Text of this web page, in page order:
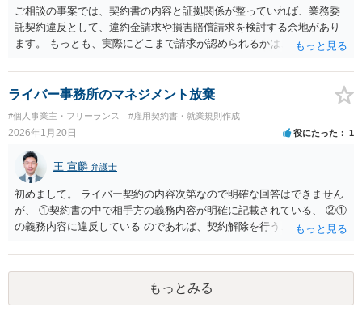
ご相談の事案では、契約書の内容と証拠関係が整っていれば、業務委
託契約違反として、違約金請求や損害賠償請求を検討する余地があり
ます。 もっとも、実際にどこまで請求が認められるかは、 ・直接取引
流出した顧客との因果関係 ・1人あたり約10万円の価値があることを
客観的資料で示せるか ・違約金条項がそのまま認められるか といった
点に左右されます。 特に、損害賠償請求では、「顧客1人あたり10万
円相当の損害」という点を、継続率、単価、利益率、過去の利用実績
などからどこまで立証できるかが重要になります。違約金条項がある
場合でも、その全額が当然に認められるとは限りません。 進め方とし
ては、契約書、誘導行為の証拠、実際に移動した顧客の状況、売上資
料等を整理したうえで、まずは通知書等により請求し、示談交渉を行
うのが通常です。示談での解決はあり得ますが、相手方が争う場合に
は訴訟対応も見据えた準備が必要です。 したがって、150万円以上の
回収を目指す余地はありますが、最終的な見通しは、契約条項と証
拠、特に損害額の立証の精度によるといえます。
ライバー事務所のマネジメント放棄
#個人事業主・フリーランス #雇用契約書・就業規則作成
2026年1月20日 役にたった 1
王 宣麟 弁護士
初めまして。 ライバー契約の内容次第なので明確な回答はできません
が、 ①契約書の中で相手方の義務内容が明確に記載されている、 ②①
の義務内容に違反している のであれば、契約解除を行うことは通常の
業避止義務（１年間他の事務所で契約禁止）も基本的にはさかのぼっ
て無効となるため、その意味でも解除を検討されてみてはいかがでし
もっとみる